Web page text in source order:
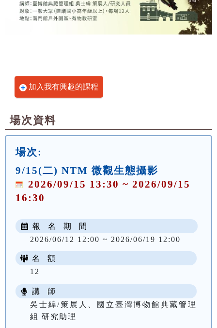
加入我有興趣的課程
場次資料
場次:
9/15(二) NTM 微觀生態攝影
2026/09/15 13:30 ~ 2026/09/15
16:30
報 名 期 間
2026/06/12 12:00 ~ 2026/06/19 12:00
名 額
12
講 師
吳士緯/策展人、國立臺灣博物館典藏管理
組 研究助理